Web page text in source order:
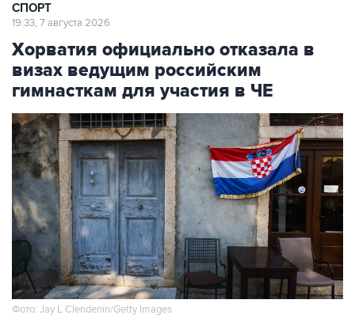
СПОРТ
19:33, 7 августа 2026
Хорватия официально отказала в
визах ведущим российским
гимнасткам для участия в ЧЕ
Фото: Jay L Clendenin/Getty Images